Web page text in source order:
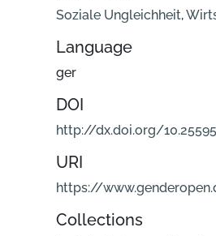
Soziale Ungleichheit,
Language
ger
DOI
http://dx.doi.org/
URI
https://
Collections